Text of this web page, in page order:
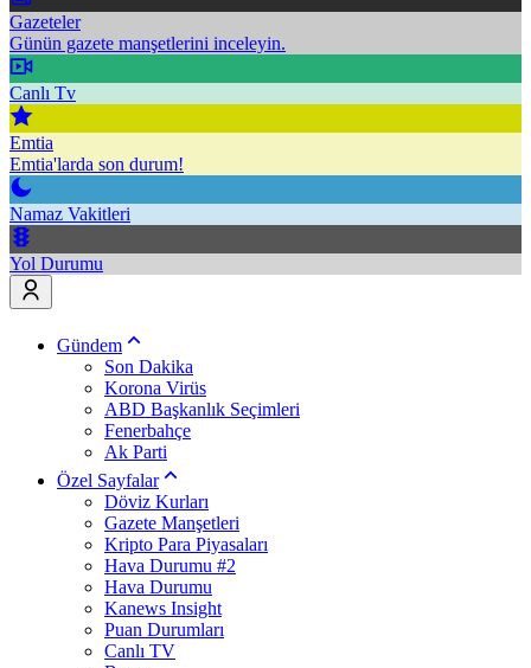
Gazeteler
Günün gazete manşetlerini inceleyin.
Canlı Tv
Emtia
Emtia'larda son durum!
Namaz Vakitleri
Yol Durumu
Gündem
Son Dakika
Korona Virüs
ABD Başkanlık Seçimleri
Fenerbahçe
Ak Parti
Özel Sayfalar
Döviz Kurları
Gazete Manşetleri
Kripto Para Piyasaları
Hava Durumu #2
Hava Durumu
Kanews Insight
Puan Durumları
Canlı TV